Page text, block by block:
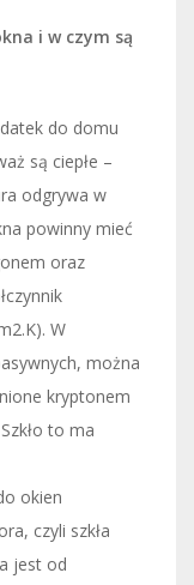
i w czym są
do domu
są ciepłe –
odgrywa w
powinny mieć
oraz
W
można
kryptonem
to ma
okien
czyli szkła
jest od